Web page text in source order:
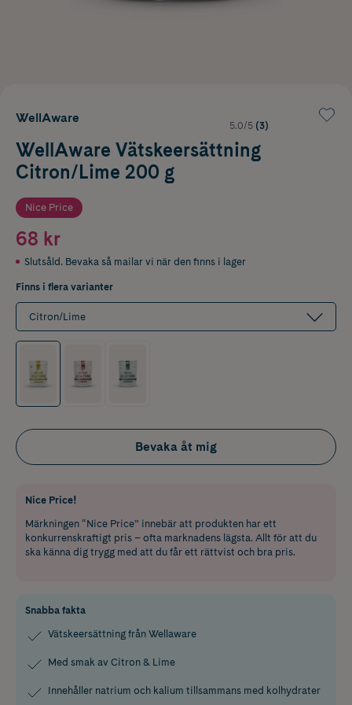
WellAware
5.0/5 (3)
WellAware Vätskeersättning
Citron/Lime 200 g
Nice Price
68 kr
Slutsåld. Bevaka så mailar vi när den finns i lager
Finns i flera varianter
Citron/Lime
Bevaka åt mig
Nice Price!
Märkningen “Nice Price” innebär att produkten har ett
konkurrenskraftigt pris – ofta marknadens lägsta. Allt för att du
ska känna dig trygg med att du får ett rättvist och bra pris.
Snabba fakta
Vätskeersättning från Wellaware
Med smak av Citron & Lime
Innehåller natrium och kalium tillsammans med kolhydrater